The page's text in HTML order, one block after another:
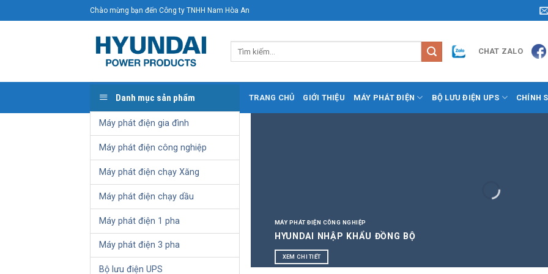
to
Chào mừng bạn đến Công ty TNHH Nam Hòa An
CHAT ZALO
Danh mục sản phẩm
Máy phát điện gia đình
Máy phát điện công nghiệp
Máy phát điện chạy Xăng
Máy phát điện chạy dầu
Máy phát điện 1 pha
Máy phát điện 3 pha
Bộ lưu điện UPS
TRANG CHỦ GIỚI THIỆU MÁY PHÁT ĐIỆN BỘ LƯU ĐIỆN UPS CHÍNH
MÁY PHÁT ĐIỆN CÔNG NGHIỆP
HYUNDAI NHẬP KHẨU ĐỒNG BỘ
XEM CHI TIẾT